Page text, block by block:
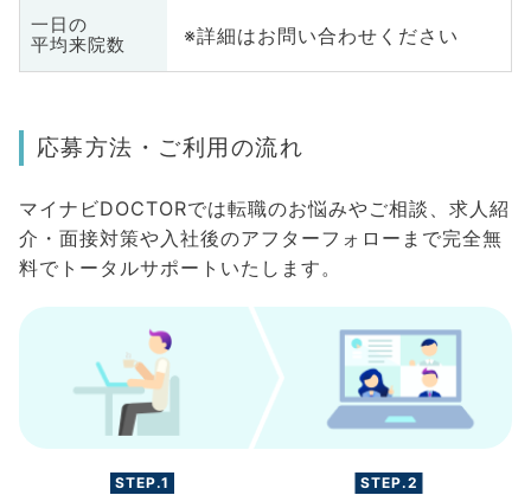
一日の
平均来院数
※詳細はお問い合わせください
応募方法・ご利用の流れ
マイナビDOCTORでは転職のお悩みやご相談、求人紹
介・面接対策や入社後のアフターフォローまで完全無
料でトータルサポートいたします。
STEP.1 STEP.2